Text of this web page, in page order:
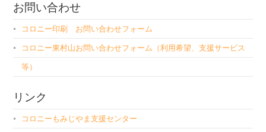
お問い合わせ
コロニー印刷 お問い合わせフォーム
コロニー東村山お問い合わせフォーム（利用希望、支援サービス
等）
リンク
コロニーもみじやま支援センター